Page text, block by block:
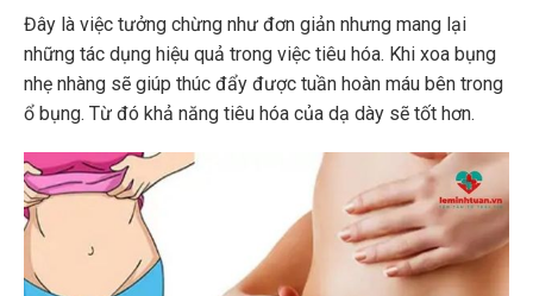
Đây là việc tưởng chừng như đơn giản nhưng mang lại
những tác dụng hiệu quả trong việc tiêu hóa. Khi xoa bụng
nhẹ nhàng sẽ giúp thúc đẩy được tuần hoàn máu bên trong
ổ bụng. Từ đó khả năng tiêu hóa của dạ dày sẽ tốt hơn.